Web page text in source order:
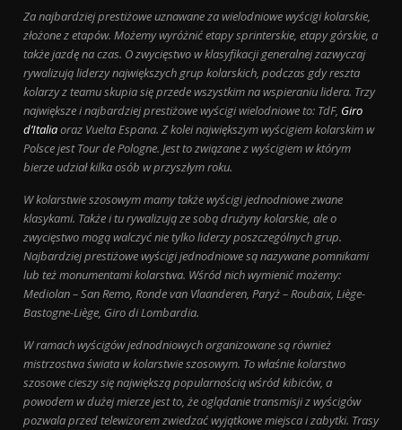
Za najbardziej prestiżowe uznawane za wielodniowe wyścigi kolarskie,
złożone z etapów. Możemy wyróżnić etapy sprinterskie, etapy górskie, a
także jazdę na czas. O zwycięstwo w klasyfikacji generalnej zazwyczaj
rywalizują liderzy największych grup kolarskich, podczas gdy reszta
kolarzy z teamu skupia się przede wszystkim na wspieraniu lidera. Trzy
największe i najbardziej prestiżowe wyścigi wielodniowe to: TdF, Giro
d’Italiaoraz Vuelta Espana. Z kolei największym wyścigiem kolarskim w
Polsce jest Tour de Pologne. Jest to związane z wyścigiem w którym
bierze udział kilka osób w przyszłym roku.
W kolarstwie szosowym mamy także wyścigi jednodniowe zwane
klasykami. Także i tu rywalizują ze sobą drużyny kolarskie, ale o
zwycięstwo mogą walczyć nie tylko liderzy poszczególnych grup.
Najbardziej prestiżowe wyścigi jednodniowe są nazywane pomnikami
lub też monumentami kolarstwa. Wśród nich wymienić możemy:
Mediolan – San Remo, Ronde van Vlaanderen, Paryż – Roubaix, Liège-
Bastogne-Liège, Giro di Lombardia.
W ramach wyścigów jednodniowych organizowane są również
mistrzostwa świata w kolarstwie szosowym. To właśnie kolarstwo
szosowe cieszy się największą popularnością wśród kibiców, a
powodem w dużej mierze jest to, że oglądanie transmisji z wyścigów
pozwala przed telewizorem zwiedzać wyjątkowe miejsca i zabytki. Trasy